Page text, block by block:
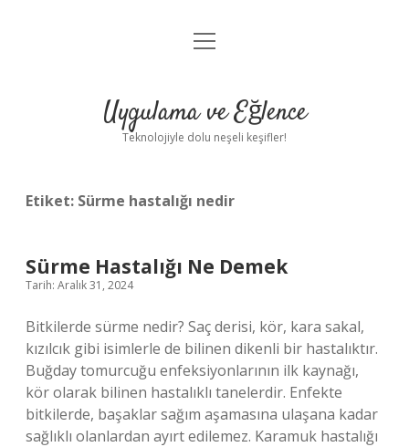
Anasayfa
Yasal Uyarı
menüyü
Uygulama ve Eğlence
Teknolojiyle dolu neşeli keşifler!
Etiket: Sürme hastalığı nedir
Sürme Hastalığı Ne Demek
Tarih: Aralık 31, 2024
Bitkilerde sürme nedir? Saç derisi, kör, kara sakal,
kızılcık gibi isimlerle de bilinen dikenli bir hastalıktır.
Buğday tomurcuğu enfeksiyonlarının ilk kaynağı,
kör olarak bilinen hastalıklı tanelerdir. Enfekte
bitkilerde, başaklar sağım aşamasına ulaşana kadar
sağlıklı olanlardan ayırt edilemez. Karamuk hastalığı